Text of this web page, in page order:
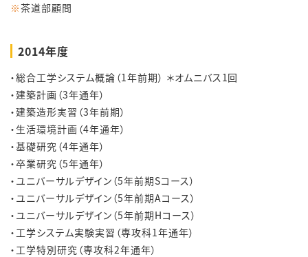
※茶道部顧問
2014年度
・総合工学システム概論（1年前期） ＊オムニバス1回
・建築計画（3年通年）
・建築造形実習（3年前期）
・生活環境計画（4年通年）
・基礎研究（4年通年）
・卒業研究（5年通年）
・ユニバーサルデザイン（5年前期Sコース）
・ユニバーサルデザイン（5年前期Aコース）
・ユニバーサルデザイン（5年前期Hコース）
・工学システム実験実習（専攻科1年通年）
・工学特別研究（専攻科2年通年）